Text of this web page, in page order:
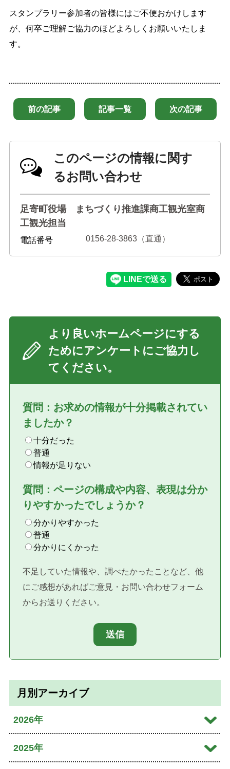
スタンプラリー参加者の皆様にはご不便おかけします
が、何卒ご理解ご協力のほどよろしくお願いいたしま
す。
前の記事 記事一覧 次の記事
このページの情報に関す
るお問い合わせ
足寄町役場 まちづくり推進課商工観光室商
工観光担当
電話番号 0156-28-3863（直通）
より良いホームページにする
ためにアンケートにご協力し
てください。
質問：お求めの情報が十分掲載されてい
ましたか？
十分だった
普通
情報が足りない
質問：ページの構成や内容、表現は分か
りやすかったでしょうか？
分かりやすかった
普通
分かりにくかった
不足していた情報や、調べたかったことなど、他
にご感想があればご意見・お問い合わせフォーム
からお送りください。
送信
月別アーカイブ
2026年
2026年08月
2025年